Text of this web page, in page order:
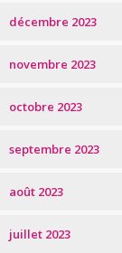
décembre 2023
novembre 2023
octobre 2023
septembre 2023
août 2023
juillet 2023